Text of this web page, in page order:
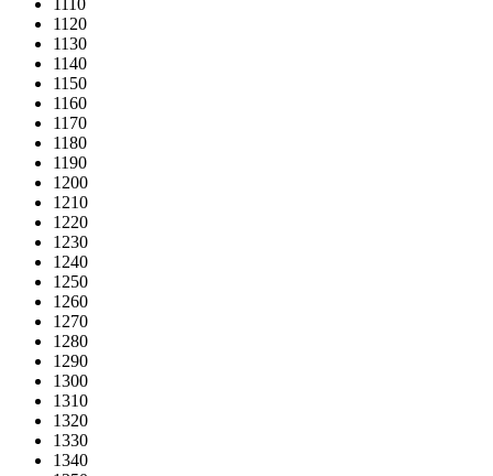
1110
1120
1130
1140
1150
1160
1170
1180
1190
1200
1210
1220
1230
1240
1250
1260
1270
1280
1290
1300
1310
1320
1330
1340